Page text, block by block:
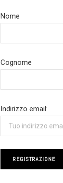
Nome
Cognome
Indirizzo email: